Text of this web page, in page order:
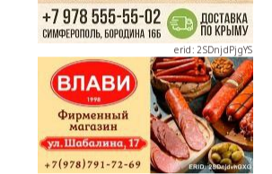
erid: 2SDnjdvhGXG